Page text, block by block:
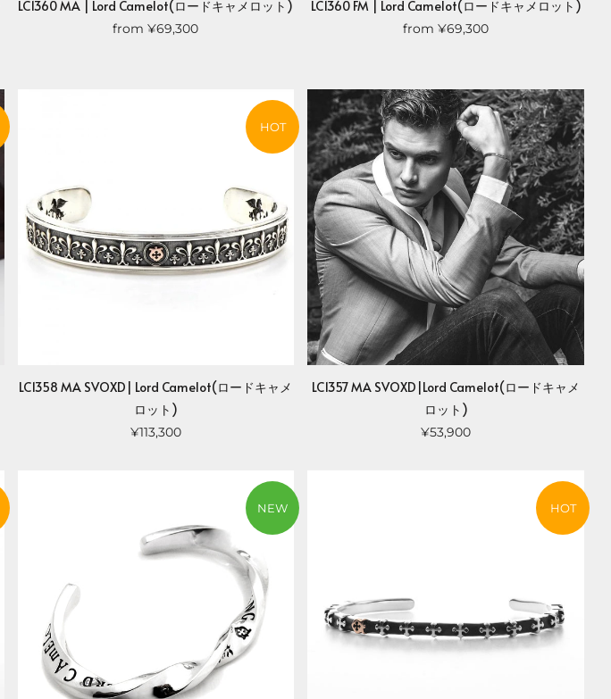
LC1360 MA | Lord Camelot(ロードキャメロット)
from¥69,300
LC1360 FM | Lord Camelot(ロードキャメロット)
from¥69,300
HOT
LC1358 MA SVOXD| Lord Camelot(ロードキャメ
ロット)
¥113,300
LC1357 MA SVOXD|Lord Camelot(ロードキャメ
ロット)
¥53,900
NEW HOT